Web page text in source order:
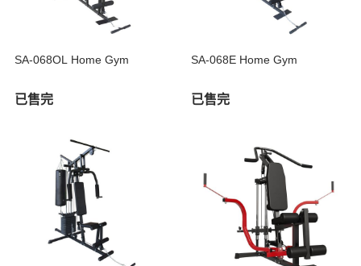
SA-068OL Home Gym
已售完
SA-068E Home Gym
已售完